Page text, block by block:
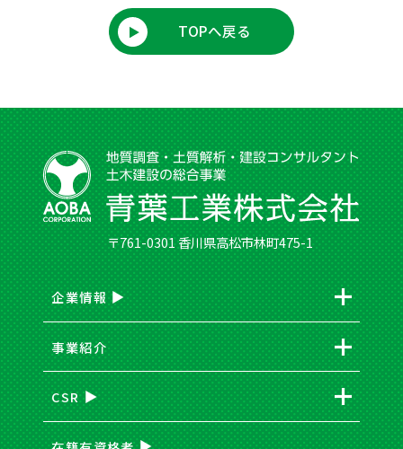
TOPへ戻る
〒761-0301 香川県高松市林町475-1
企業情報
事業紹介
CSR